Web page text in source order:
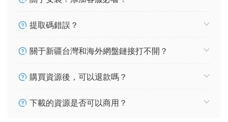
提取碼錯誤？
關于新疆台灣和海外網盤鏈接打不開？
購買資源後，可以退款嗎？
下載的資源是否可以商用？